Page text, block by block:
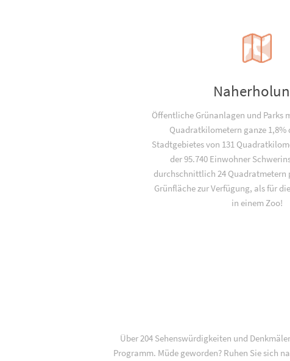
Öffentliche Grünanlagen und Parks
Quadratkilometern ganze 1,8%
Stadtgebietes von 131
der 95.740 Einwohner
durchschnittlich 24 Quadratmetern
Grünfläche zur Verfügung, als für
in einem Zoo!
Über 204 Sehenswürdigkeiten und
Programm. Müde geworden? Ruhen Sie sich